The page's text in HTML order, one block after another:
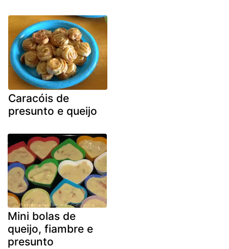
Caracóis de
presunto e queijo
Mini bolas de
queijo, fiambre e
presunto